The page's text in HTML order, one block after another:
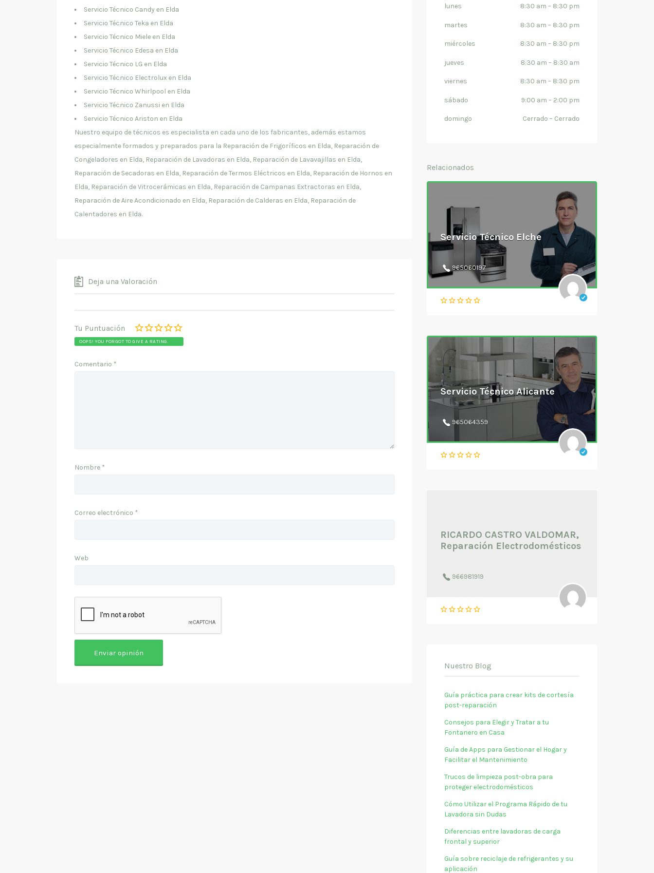
Servicio Técnico Candy en Elda
Servicio Técnico Teka en Elda
Servicio Técnico Miele en Elda
Servicio Técnico Edesa en Elda
Servicio Técnico LG en Elda
Servicio Técnico Electrolux en Elda
Servicio Técnico Whirlpool en Elda
Servicio Técnico Zanussi en Elda
Servicio Técnico Ariston en Elda
Nuestro equipo de técnicos es especialista en cada uno de los fabricantes, además estamos
especialmente formados y preparados para la Reparación de Frigoríficos en Elda, Reparación de
Congeladores en Elda, Reparación de Lavadoras en Elda, Reparación de Lavavajillas en Elda,
Reparación de Secadoras en Elda, Reparación de Termos Eléctricos en Elda, Reparación de Hornos en
Elda, Reparación de Vitrocerámicas en Elda, Reparación de Campanas Extractoras en Elda,
Reparación de Aire Acondicionado en Elda, Reparación de Calderas en Elda, Reparación de
Calentadores en Elda.
Deja una Valoración
Tu Puntuación
OOPS! YOU FORGOT TO GIVE A RATING.
Comentario *
Nombre *
Correo electrónico *
Web
lunes 8:30 am – 8:30 pm
martes 8:30 am – 8:30 pm
miércoles 8:30 am – 8:30 pm
jueves 8:30 am – 8:30 am
viernes 8:30 am – 8:30 pm
sábado 9:00 am – 2:00 pm
domingo Cerrado – Cerrado
Relacionados
Servicio Técnico Elche
965060197
Servicio Técnico Alicante
965064359
RICARDO CASTRO VALDOMAR,
Reparación Electrodomésticos
966981919
Nuestro Blog
Guía práctica para crear kits de cortesía
post-reparación
Consejos para Elegir y Tratar a tu
Fontanero en Casa
Guía de Apps para Gestionar el Hogar y
Facilitar el Mantenimiento
Trucos de limpieza post-obra para
proteger electrodomésticos
Cómo Utilizar el Programa Rápido de tu
Lavadora sin Dudas
Diferencias entre lavadoras de carga
frontal y superior
Guía sobre reciclaje de refrigerantes y su
aplicación